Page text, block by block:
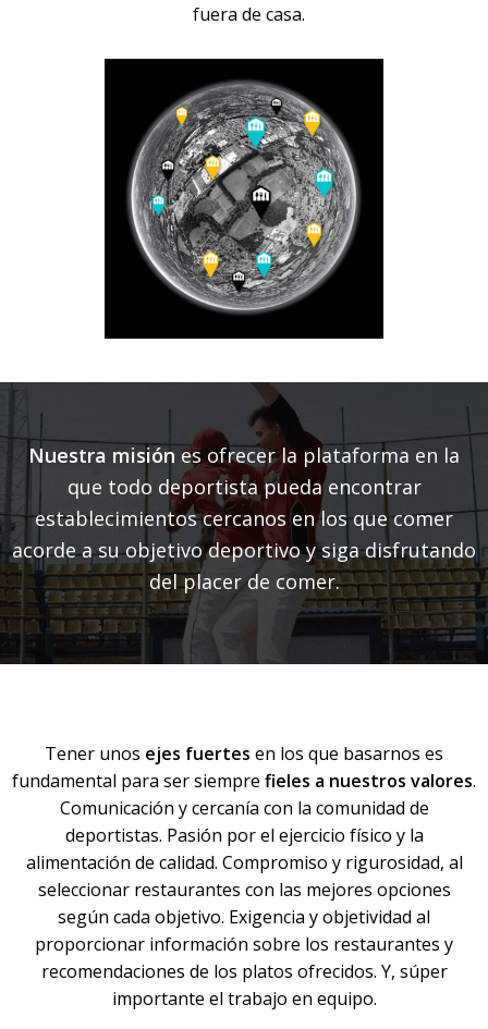
fuera de casa.
Nuestra misión es ofrecer la plataforma en la
que todo deportista pueda encontrar
establecimientos cercanos en los que comer
acorde a su objetivo deportivo y siga disfrutando
del placer de comer.
Tener unos ejes fuertes en los que basarnos es
fundamental para ser siempre fieles a nuestros valores.
Comunicación y cercanía con la comunidad de
deportistas. Pasión por el ejercicio físico y la
alimentación de calidad. Compromiso y rigurosidad, al
seleccionar restaurantes con las mejores opciones
según cada objetivo. Exigencia y objetividad al
proporcionar información sobre los restaurantes y
recomendaciones de los platos ofrecidos. Y, súper
importante el trabajo en equipo.